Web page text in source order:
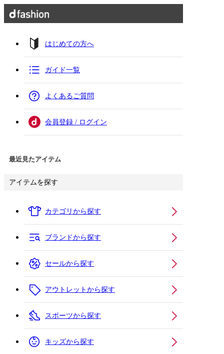
はじめての方へ
ガイド一覧
よくあるご質問
会員登録 / ログイン
最近見たアイテム
アイテムを探す
カテゴリから探す
ブランドから探す
セールから探す
アウトレットから探す
スポーツから探す
キッズから探す